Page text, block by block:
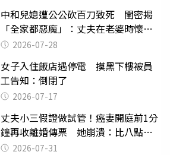
中和兒媳遭公公砍百刀致死 閨密揭
「全家都惡魔」：丈夫在老婆時懷孕
摔東西
2026-07-28
女子入住飯店遇停電 摸黑下樓被員
工告知：倒閉了
2026-07-17
丈夫小三假證做試管！癌妻開庭前1分
鐘再收離婚傳票 她崩潰：比八點檔
還扯2026-07-31